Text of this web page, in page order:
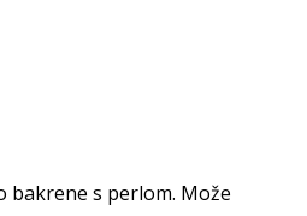
bakrene s perlom. Može